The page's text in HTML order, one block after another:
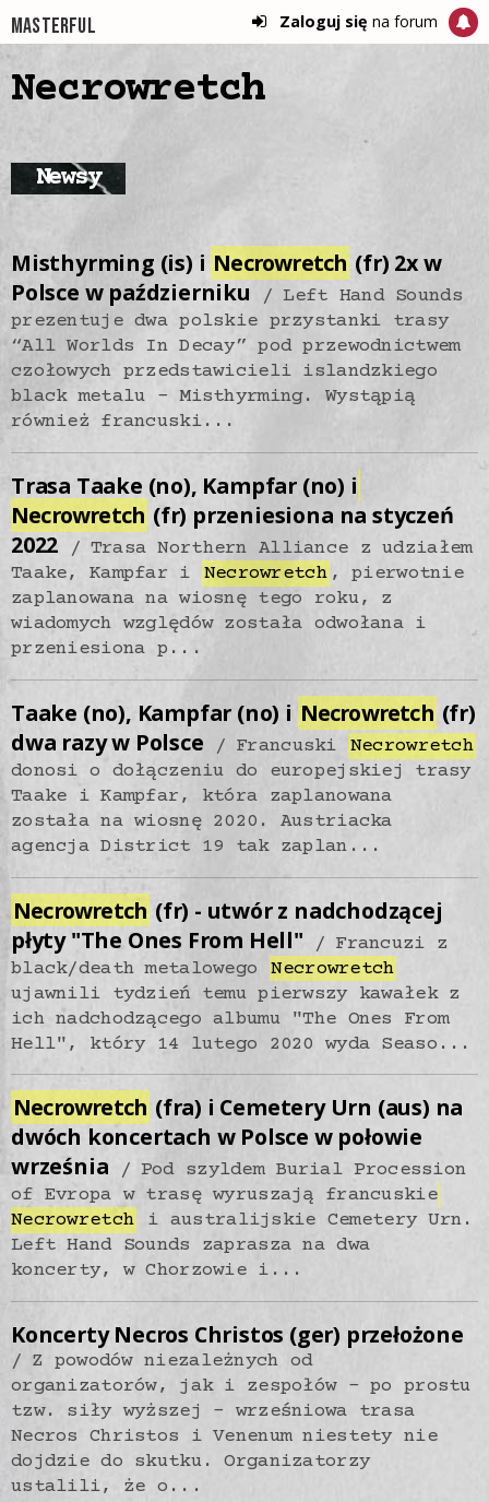
Masterful Zaloguj się na forum
Necrowretch
Newsy
Misthyrming (is) i Necrowretch (fr) 2x w
Polsce w październiku
Left Hand Sounds
prezentuje dwa polskie przystanki trasy
“All Worlds In Decay” pod przewodnictwem
czołowych przedstawicieli islandzkiego
black metalu - Misthyrming. Wystąpią
również francuski...
Trasa Taake (no), Kampfar (no) i
Necrowretch (fr) przeniesiona na styczeń
2022
Trasa Northern Alliance z udziałem
Taake, Kampfar i
Necrowretch , pierwotnie
zaplanowana na wiosnę tego roku, z
wiadomych względów została odwołana i
przeniesiona p...
Taake (no), Kampfar (no) i Necrowretch (fr)
dwa razy w Polsce
Francuski Necrowretch
donosi o dołączeniu do europejskiej trasy
Taake i Kampfar, która zaplanowana
została na wiosnę 2020. Austriacka
agencja District 19 tak zaplan...
Necrowretch (fr) - utwór z nadchodzącej
płyty "The Ones From Hell"
Francuzi z
black/death metalowego Necrowretch
ujawnili tydzień temu pierwszy kawałek z
ich nadchodzącego albumu "The Ones From
Hell", który 14 lutego 2020 wyda Seaso...
Necrowretch (fra) i Cemetery Urn (aus) na
dwóch koncertach w Polsce w połowie
września
Pod szyldem Burial Procession
of Evropa w trasę wyruszają francuskie
Necrowretch i australijskie Cemetery Urn.
Left Hand Sounds zaprasza na dwa
koncerty, w Chorzowie i...
Koncerty Necros Christos (ger) przełożone
Z powodów niezależnych od
organizatorów, jak i zespołów - po prostu
tzw. siły wyższej - wrześniowa trasa
Necros Christos i Venenum niestety nie
dojdzie do skutku. Organizatorzy
ustalili, że o...